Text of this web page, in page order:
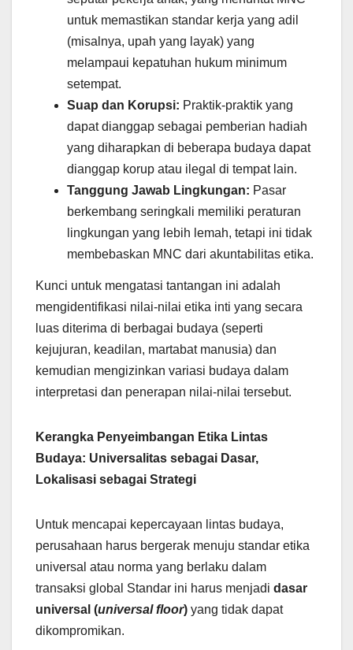
untuk memastikan standar kerja yang adil
(misalnya, upah yang layak) yang
melampaui kepatuhan hukum minimum
setempat.
Suap dan Korupsi: Praktik-praktik yang
dapat dianggap sebagai pemberian hadiah
yang diharapkan di beberapa budaya dapat
dianggap korup atau ilegal di tempat lain.
Tanggung Jawab Lingkungan: Pasar
berkembang seringkali memiliki peraturan
lingkungan yang lebih lemah, tetapi ini tidak
membebaskan MNC dari akuntabilitas etika.
Kunci untuk mengatasi tantangan ini adalah
mengidentifikasi nilai-nilai etika inti yang secara
luas diterima di berbagai budaya (seperti
kejujuran, keadilan, martabat manusia) dan
kemudian mengizinkan variasi budaya dalam
interpretasi dan penerapan nilai-nilai tersebut.
Kerangka Penyeimbangan Etika Lintas
Budaya: Universalitas sebagai Dasar,
Lokalisasi sebagai Strategi
Untuk mencapai kepercayaan lintas budaya,
perusahaan harus bergerak menuju standar etika
universal atau norma yang berlaku dalam
transaksi global Standar ini harus menjadi dasar
universal (universal floor) yang tidak dapat
dikompromikan.